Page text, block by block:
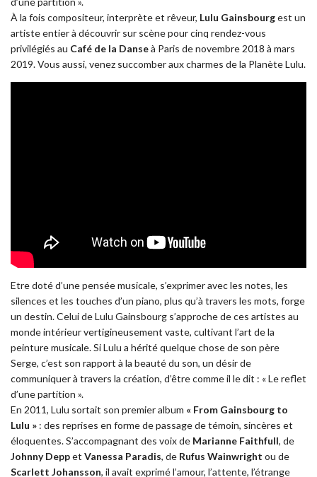
À la fois compositeur, interprète et rêveur, Lulu Gainsbourgest un
artiste entier à découvrir sur scène pour cinq rendez-vous
privilégiés au Café de la Danseà Paris de novembre 2018 à mars
2019. Vous aussi, venez succomber aux charmes de la Planète Lulu.
Etre doté d’une pensée musicale, s’exprimer avec les notes, les
silences et les touches d’un piano, plus qu’à travers les mots, forge
un destin. Celui de Lulu Gainsbourg s’approche de ces artistes au
monde intérieur vertigineusement vaste, cultivant l’art de la
peinture musicale. Si Lulu a hérité quelque chose de son père
Serge, c’est son rapport à la beauté du son, un désir de
communiquer à travers la création, d’être comme il le dit : « Le reflet
d’une partition ».
En 2011, Lulu sortait son premier album « From Gainsbourg to
Lulu » : des reprises en forme de passage de témoin, sincères et
éloquentes. S’accompagnant des voix de Marianne Faithfull, de
Johnny Deppet Vanessa Paradis, de Rufus Wainwright ou de
Scarlett Johansson, il avait exprimé l’amour, l’attente, l’étrange